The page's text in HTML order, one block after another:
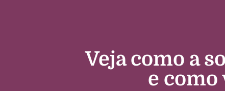
Veja como a
e como